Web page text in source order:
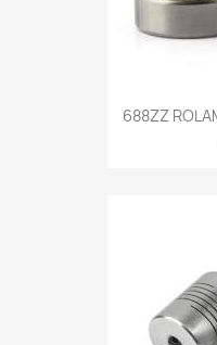
688ZZ